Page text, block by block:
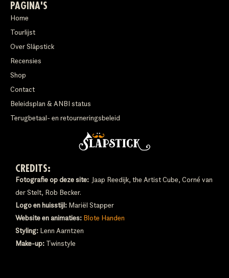
PAGINA'S
Home
Tourlijst
Over Släpstick
Recensies
Shop
Contact
Beleidsplan & ANBI status
Terugbetaal- en retourneringsbeleid
CREDITS:
Fotografie op deze site: Jaap Reedijk, the Artist Cube, Corné van
der Stelt, Rob Becker.
Logo en huisstijl: Mariël Stapper
Website en animaties: Blote Handen
Styling: Lenn Aarntzen
Make-up: Twinstyle